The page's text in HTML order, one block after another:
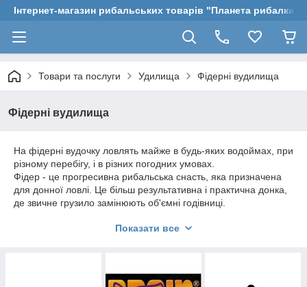
Інтернет-магазин рибальських товарів "Планета рибалки"
Товари та послуги Удилища Фідерні вудилища
Фідерні вудилища
На фідерні вудочку ловлять майже в будь-яких водоймах, при
різному перебігу, і в різних погодних умовах.
Фідер - це прогресивна рибальська снасть, яка призначена
для донної ловлі. Це більш результативна і практична донка,
де звичне грузило замінюють об'ємні годівниці.
досягається це завдяки точковому способу підгодовування
сильний вітер – підлаштуватися можна за кілька секунд,
Показати все